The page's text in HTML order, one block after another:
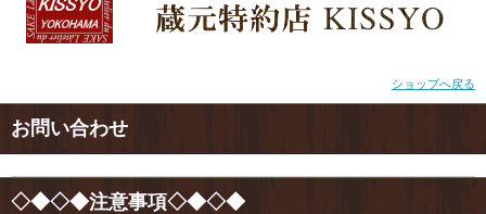
ショップへ戻る
お問い合わせ
◇◆◇◆注意事項◇◆◇◆